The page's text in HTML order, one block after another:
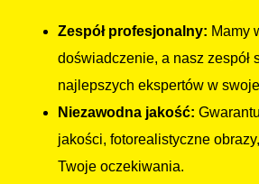
Zespół profesjonalny: Mamy
doświadczenie, a nasz zespół
najlepszych ekspertów w
Niezawodna jakość:
jakości, fotorealistyczne
Twoje oczekiwania.